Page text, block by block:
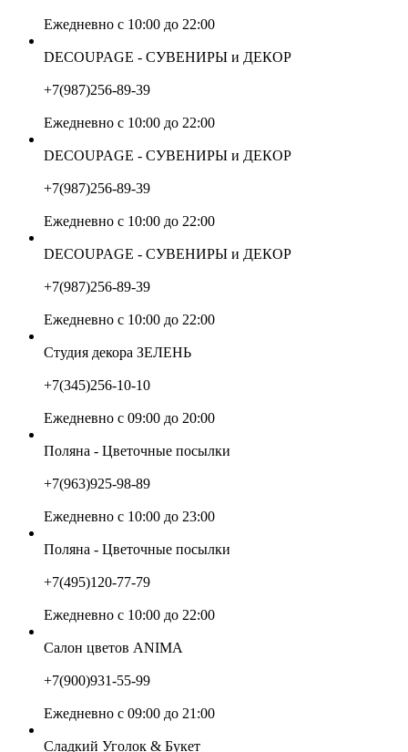
Ежедневно с 10:00 до 22:00
DECOUPAGE - СУВЕНИРЫ и ДЕКОР
+7(987)256-89-39
Ежедневно с 10:00 до 22:00
DECOUPAGE - СУВЕНИРЫ и ДЕКОР
+7(987)256-89-39
Ежедневно с 10:00 до 22:00
DECOUPAGE - СУВЕНИРЫ и ДЕКОР
+7(987)256-89-39
Ежедневно с 10:00 до 22:00
Студия декора ЗЕЛЕНЬ
+7(345)256-10-10
Ежедневно с 09:00 до 20:00
Поляна - Цветочные посылки
+7(963)925-98-89
Ежедневно с 10:00 до 23:00
Поляна - Цветочные посылки
+7(495)120-77-79
Ежедневно с 10:00 до 22:00
Салон цветов ANIMA
+7(900)931-55-99
Ежедневно с 09:00 до 21:00
Сладкий Уголок & Букет